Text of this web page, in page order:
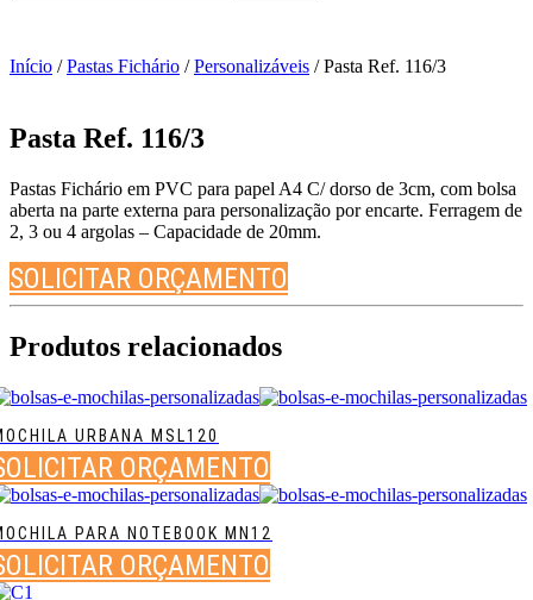
Início /Pastas Fichário /Personalizáveis / Pasta Ref. 116/3
Pasta Ref. 116/3
Pastas Fichário em PVC para papel A4 C/ dorso de 3cm, com bolsa
aberta na parte externa para personalização por encarte. Ferragem de
2, 3 ou 4 argolas – Capacidade de 20mm.
SOLICITAR ORÇAMENTO
Produtos relacionados
URBANA MSL120
ORÇAMENTO
PARA NOTEBOOK MN12
ORÇAMENTO